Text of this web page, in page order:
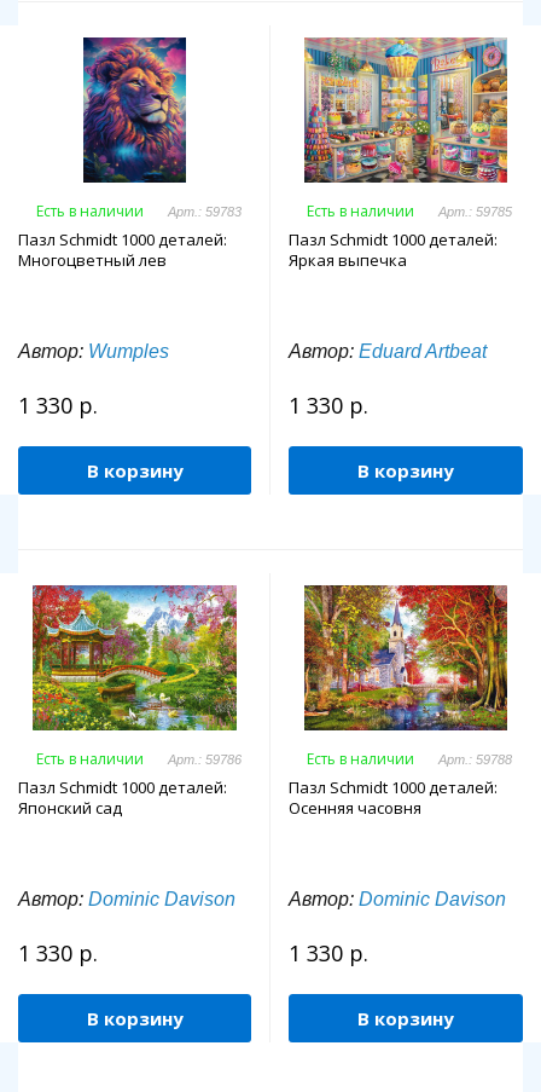
Есть в наличии Арт.: 59783
Пазл Schmidt 1000 деталей:
Многоцветный лев
Автор: Wumples
1 330 р.
В корзину
Есть в наличии Арт.: 59785
Пазл Schmidt 1000 деталей:
Яркая выпечка
Автор: Eduard Artbeat
1 330 р.
В корзину
Есть в наличии Арт.: 59786
Пазл Schmidt 1000 деталей:
Японский сад
Автор: Dominic Davison
1 330 р.
В корзину
Есть в наличии Арт.: 59788
Пазл Schmidt 1000 деталей:
Осенняя часовня
Автор: Dominic Davison
1 330 р.
В корзину